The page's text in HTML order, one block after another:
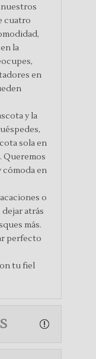
cuatro
la
en
y la
sola en
Queremos
cómoda en
o
atrás
más.
perfecto
tu fiel